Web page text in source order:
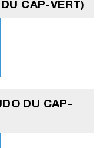
CAP-VERT)
DU CAP-